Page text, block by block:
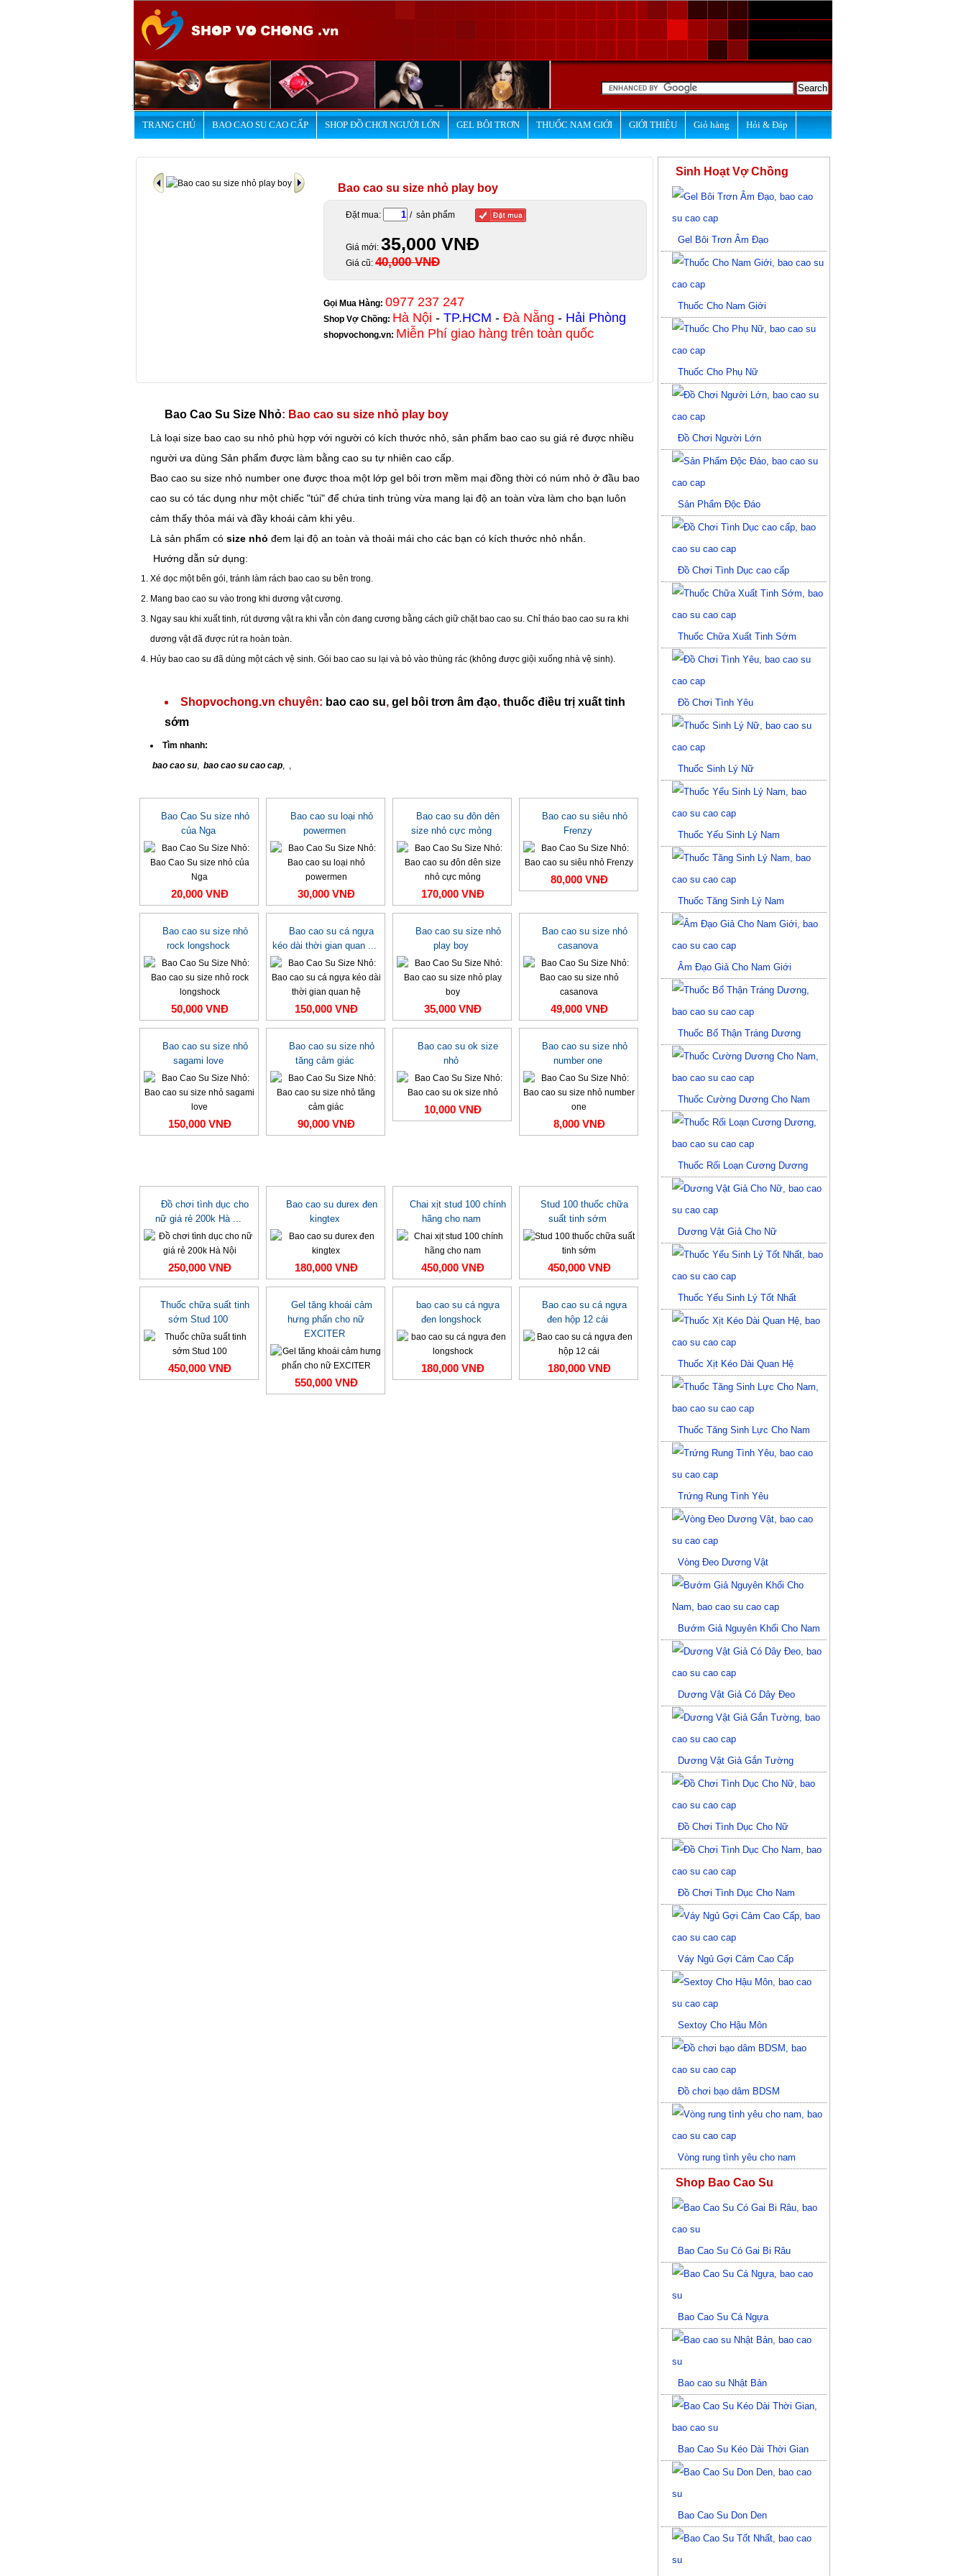
TRANG CHỦ BAO CAO SU CAO CẤP SHOP ĐỒ CHƠI NGƯỜI LỚN GEL BÔI TRƠN THUỐC NAM GIỚI GIỚI THIỆU Giỏ hàng Hỏi & Đáp
Bao cao su size nhỏ play boy
Đặt mua: / sản phẩm
Giá mới: 35,000 VNĐ
Giá cũ: 40,000 VNĐ
Gọi Mua Hàng: 0977 237 247
Shop Vợ Chồng: Hà Nội - TP.HCM - Đà Nẵng - Hải Phòng
shopvochong.vn: Miễn Phí giao hàng trên toàn quốc
Bao Cao Su Size Nhỏ: Bao cao su size nhỏ play boy
Là loại size bao cao su nhỏ phù hợp với người có kích thước nhỏ, sản phẩm bao cao su giá rẻ được nhiều
người ưa dùng Sản phẩm được làm bằng cao su tự nhiên cao cấp.
Bao cao su size nhỏ number one được thoa một lớp gel bôi trơn mềm mại đồng thời có núm nhỏ ở đầu bao
cao su có tác dụng như một chiếc "túi" để chứa tinh trùng vừa mang lại độ an toàn vừa làm cho bạn luôn
cảm thấy thỏa mái và đầy khoái cảm khi yêu.
Là sản phẩm có size nhỏ đem lại độ an toàn và thoải mái cho các bạn có kích thước nhỏ nhắn.
Hướng dẫn sử dụng:
Xé dọc một bên gói, tránh làm rách bao cao su bên trong.
Mang bao cao su vào trong khi dương vật cương.
Ngay sau khi xuất tinh, rút dương vật ra khi vẫn còn đang cương bằng cách giữ chặt bao cao su. Chỉ tháo bao cao su ra khi
dương vật đã được rút ra hoàn toàn.
Hủy bao cao su đã dùng một cách vệ sinh. Gói bao cao su lại và bỏ vào thùng rác (không được giội xuống nhà vệ sinh).
Shopvochong.vn chuyên: bao cao su, gel bôi trơn âm đạo, thuốc điều trị xuất tinh
sớm
Tìm nhanh:
bao cao su, bao cao su cao cap, ,
Bao Cao Su size nhỏ
của Nga
20,000 VNĐ
Bao cao su loại nhỏ
powermen
30,000 VNĐ
Bao cao su đôn dên
size nhỏ cực mỏng
170,000 VNĐ
Bao cao su siêu nhỏ
Frenzy
80,000 VNĐ
Bao cao su size nhỏ
rock longshock
50,000 VNĐ
Bao cao su cá ngựa
kéo dài thời gian quan ...
150,000 VNĐ
Bao cao su size nhỏ
play boy
35,000 VNĐ
Bao cao su size nhỏ
casanova
49,000 VNĐ
Bao cao su size nhỏ
sagami love
150,000 VNĐ
Bao cao su size nhỏ
tăng cảm giác
90,000 VNĐ
Bao cao su ok size
nhỏ
10,000 VNĐ
Bao cao su size nhỏ
number one
8,000 VNĐ
Đồ chơi tình dục cho
nữ giá rẻ 200k Hà ...
250,000 VNĐ
Bao cao su durex đen
kingtex
180,000 VNĐ
Chai xịt stud 100 chính
hãng cho nam
450,000 VNĐ
Stud 100 thuốc chữa
suất tinh sớm
450,000 VNĐ
Thuốc chữa suất tinh
sớm Stud 100
450,000 VNĐ
Gel tăng khoái cảm
hưng phấn cho nữ
EXCITER
550,000 VNĐ
bao cao su cá ngựa
đen longshock
180,000 VNĐ
Bao cao su cá ngựa
đen hộp 12 cái
180,000 VNĐ
Sinh Hoạt Vợ Chồng
Gel Bôi Trơn Âm Đạo
Thuốc Cho Nam Giới
Thuốc Cho Phụ Nữ
Đồ Chơi Người Lớn
Sản Phẩm Độc Đáo
Đồ Chơi Tình Dục cao cấp
Thuốc Chữa Xuất Tinh Sớm
Đồ Chơi Tình Yêu
Thuốc Sinh Lý Nữ
Thuốc Yếu Sinh Lý Nam
Thuốc Tăng Sinh Lý Nam
Âm Đạo Giả Cho Nam Giới
Thuốc Bổ Thận Tráng Dương
Thuốc Cường Dương Cho Nam
Thuốc Rối Loạn Cương Dương
Dương Vật Giả Cho Nữ
Thuốc Yếu Sinh Lý Tốt Nhất
Thuốc Xịt Kéo Dài Quan Hệ
Thuốc Tăng Sinh Lực Cho Nam
Trứng Rung Tình Yêu
Vòng Đeo Dương Vật
Bướm Giả Nguyên Khối Cho Nam
Dương Vật Giả Có Dây Đeo
Dương Vật Giả Gắn Tường
Đồ Chơi Tình Dục Cho Nữ
Đồ Chơi Tình Dục Cho Nam
Váy Ngủ Gợi Cảm Cao Cấp
Sextoy Cho Hậu Môn
Đồ chơi bạo dâm BDSM
Vòng rung tình yêu cho nam
Shop Bao Cao Su
Bao Cao Su Có Gai Bi Râu
Bao Cao Su Cá Ngựa
Bao cao su Nhật Bản
Bao Cao Su Kéo Dài Thời Gian
Bao Cao Su Don Den